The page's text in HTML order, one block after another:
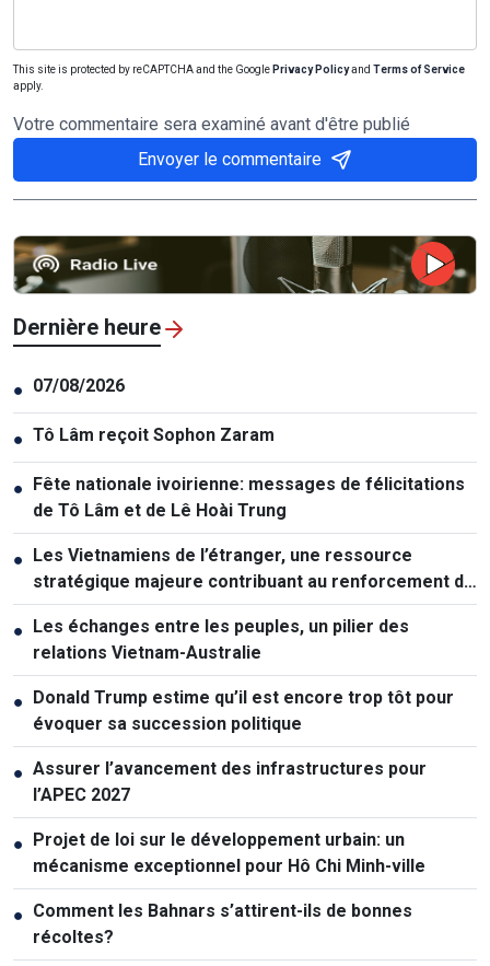
This site is protected by reCAPTCHA and the Google Privacy Policyand Terms of Service
apply.
Votre commentaire sera examiné avant d'être publié
Envoyer le commentaire
Dernière heure
● 07/08/2026
● Tô Lâm reçoit Sophon Zaram
● Fête nationale ivoirienne: messages de félicitations
de Tô Lâm et de Lê Hoài Trung
● Les Vietnamiens de l’étranger, une ressource
stratégique majeure contribuant au renforcement de
la puissance nationale
● Les échanges entre les peuples, un pilier des
relations Vietnam-Australie
● Donald Trump estime qu’il est encore trop tôt pour
évoquer sa succession politique
● Assurer l’avancement des infrastructures pour
l’APEC 2027
● Projet de loi sur le développement urbain: un
mécanisme exceptionnel pour Hô Chi Minh-ville
● Comment les Bahnars s’attirent-ils de bonnes
récoltes?